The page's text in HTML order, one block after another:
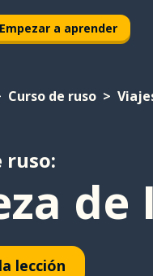
Empezar a aprender
Curso de ruso
ruso:
de
lección